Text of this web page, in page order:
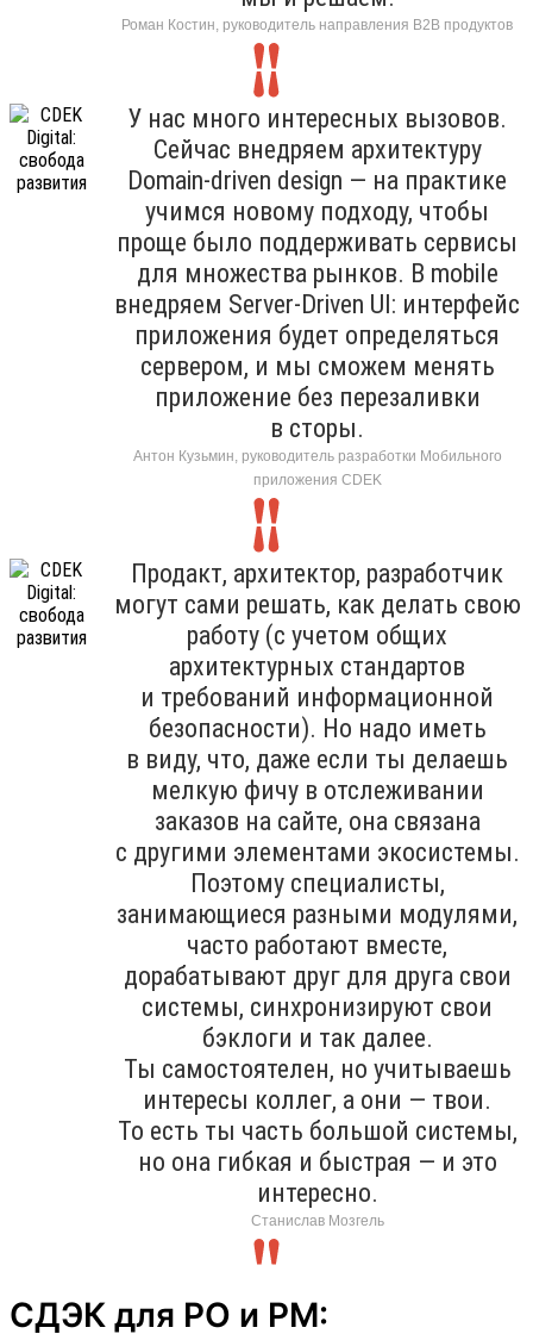
Роман Костин, руководитель направления B2B продуктов
У нас много интересных вызовов.
Сейчас внедряем архитектуру
Domain-driven design — на практике
учимся новому подходу, чтобы
проще было поддерживать сервисы
для множества рынков. В mobile
внедряем Server-Driven UI: интерфейс
приложения будет определяться
сервером, и мы сможем менять
приложение без перезаливки
в сторы.
Антон Кузьмин, руководитель разработки Мобильного
приложения CDEK
Продакт, архитектор, разработчик
могут сами решать, как делать свою
работу (с учетом общих
архитектурных стандартов
и требований информационной
безопасности). Но надо иметь
в виду, что, даже если ты делаешь
мелкую фичу в отслеживании
заказов на сайте, она связана
с другими элементами экосистемы.
Поэтому специалисты,
занимающиеся разными модулями,
часто работают вместе,
дорабатывают друг для друга свои
системы, синхронизируют свои
бэклоги и так далее.
Ты самостоятелен, но учитываешь
интересы коллег, а они — твои.
То есть ты часть большой системы,
но она гибкая и быстрая — и это
интересно.
Станислав Мозгель
СДЭК для PO и PM: